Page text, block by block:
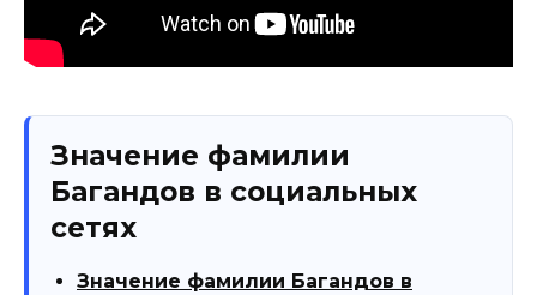
Значение фамилии
Багандов в социальных
сетях
Значение фамилии Багандов в